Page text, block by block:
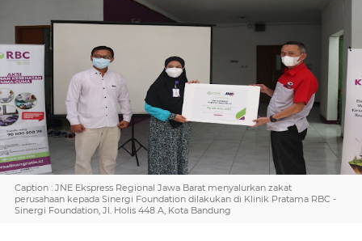
Caption : JNE Ekspress Regional Jawa Barat menyalurkan zakat
perusahaan kepada Sinergi Foundation dilakukan di Klinik Pratama RBC -
Sinergi Foundation, Jl. Holis 448 A, Kota Bandung